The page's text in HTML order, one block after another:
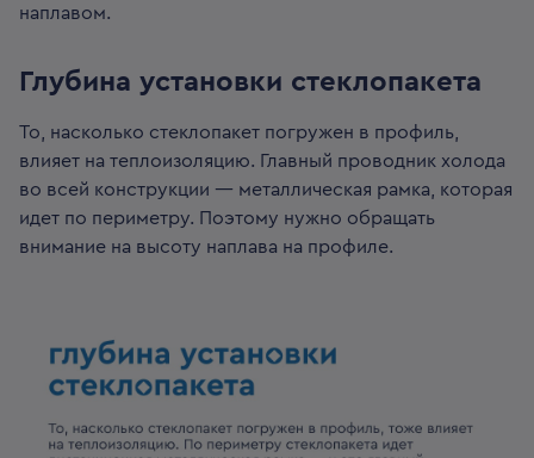
наплавом.
Глубина установки стеклопакета
То, насколько стеклопакет погружен в профиль,
влияет на теплоизоляцию. Главный проводник холода
во всей конструкции — металлическая рамка, которая
идет по периметру. Поэтому нужно обращать
внимание на высоту наплава на профиле.